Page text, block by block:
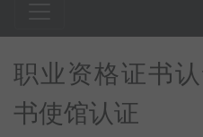
职业资格证书
书使馆认证